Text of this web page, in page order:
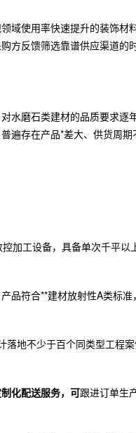
域使用率快速提升的装饰
方反馈筛选靠谱供应渠道的
水磨石类建材的品质要求逐
遍存在产品*差大、供货周
加工设备，具备单次千平以
品符合**建材放射性A类标准
地不少于百个同类型工程
化配送服务，可跟进订单生